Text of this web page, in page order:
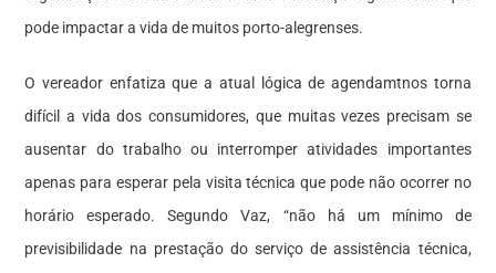
pode impactar a vida de muitos porto-alegrenses.
O vereador enfatiza que a atual lógica de agendamtnos torna
difícil a vida dos consumidores, que muitas vezes precisam se
ausentar do trabalho ou interromper atividades importantes
apenas para esperar pela visita técnica que pode não ocorrer no
horário esperado. Segundo Vaz, “não há um mínimo de
previsibilidade na prestação do serviço de assistência técnica,